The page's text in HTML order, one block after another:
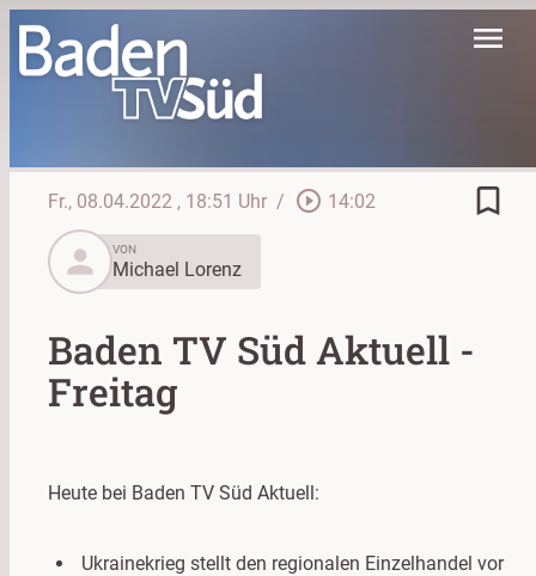
menu
Fr., 08.04.2022 , 18:51 Uhr / play_circle_outline 14:02
bookmark_border
person
VON
Michael Lorenz
Baden TV Süd Aktuell -
Freitag
Heute bei Baden TV Süd Aktuell:
Ukrainekrieg stellt den regionalen Einzelhandel vor